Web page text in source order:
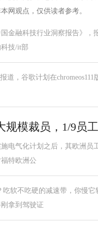
网观点，仅供读者参考。
金融科技行业洞察报告》
技/it部
道，谷歌计划在
规模裁员，1/9员
电气化计划之后，其欧洲
特欧洲公
软不吃硬的减速带，你慢
拿到驾驶证